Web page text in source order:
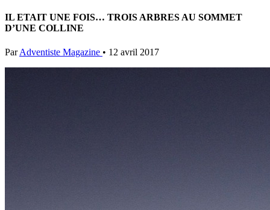
IL ETAIT UNE FOIS… TROIS ARBRES AU SOMMET
D’UNE COLLINE
Par Adventiste Magazine • 12 avril 2017